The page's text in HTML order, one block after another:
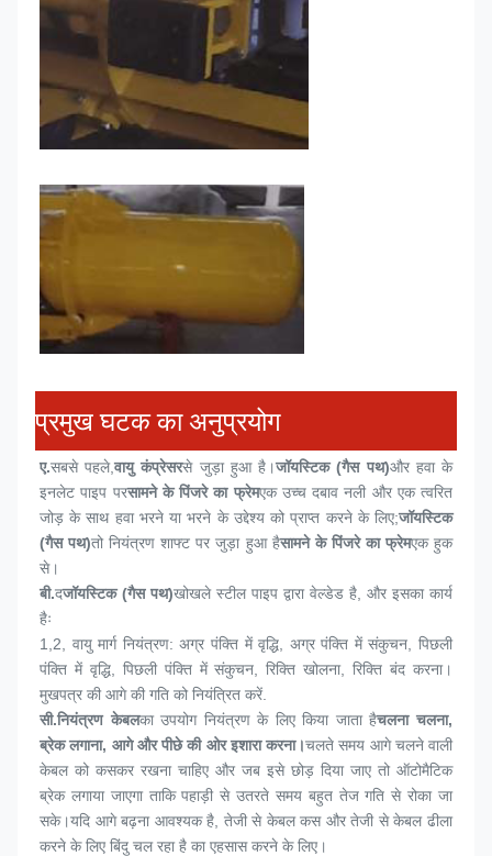
प्रमुख घटक का अनुप्रयोग
ए.सबसे पहले,वायु कंप्रेसरसे जुड़ा हुआ है।जॉयस्टिक (गैस पथ)और हवा के
इनलेट पाइप परसामने के पिंजरे का फ्रेमएक उच्च दबाव नली और एक त्वरित
जोड़ के साथ हवा भरने या भरने के उद्देश्य को प्राप्त करने के लिए;जॉयस्टिक
(गैस पथ)तो नियंत्रण शाफ्ट पर जुड़ा हुआ हैसामने के पिंजरे का फ्रेमएक हुक
से।
बी.दजॉयस्टिक (गैस पथ)खोखले स्टील पाइप द्वारा वेल्डेड है, और इसका कार्य
हैः
1, 2, वायु मार्ग नियंत्रण: अग्र पंक्ति में वृद्धि, अग्र पंक्ति में संकुचन, पिछली
पंक्ति में वृद्धि, पिछली पंक्ति में संकुचन, रिक्ति खोलना, रिक्ति बंद करना।
मुखपत्र की आगे की गति को नियंत्रित करें.
सी.नियंत्रण केबलका उपयोग नियंत्रण के लिए किया जाता हैचलना चलना,
ब्रेक लगाना, आगे और पीछे की ओर इशारा करना।चलते समय आगे चलने वाली
केबल को कसकर रखना चाहिए और जब इसे छोड़ दिया जाए तो ऑटोमैटिक
ब्रेक लगाया जाएगा ताकि पहाड़ी से उतरते समय बहुत तेज गति से रोका जा
सके।यदि आगे बढ़ना आवश्यक है, तेजी से केबल कस और तेजी से केबल ढीला
करने के लिए बिंदु चल रहा है का एहसास करने के लिए।